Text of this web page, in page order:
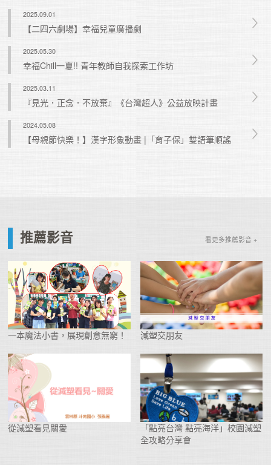
2025.09.01
【二四六劇場】幸福兒童廣播劇
2025.05.30
幸福Chill一夏!! 青年教師自我探索工作坊
2025.03.11
『見光．正念．不放棄』《台灣超人》公益放映計畫
2024.05.08
【母親節快樂！】漢字形象動畫 |「育子保」雙語筆順謠
推薦影音 看更多推薦影音 +
一本魔法小書，展現創意無窮！ 減塑交朋友
從減塑看見關愛
「點亮台灣 點亮海洋」校園減塑
全攻略分享會